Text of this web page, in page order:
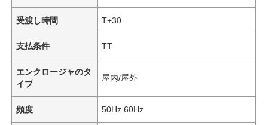
受渡し時間 T+30
支払条件 TT
エンクロージャのタ
イプ
屋内/屋外
頻度 50Hz 60Hz